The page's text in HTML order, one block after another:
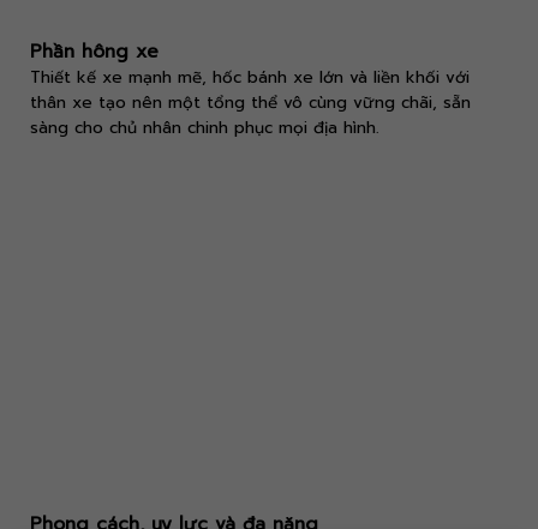
Phần hông xe
Thiết kế xe mạnh mẽ, hốc bánh xe lớn và liền khối với
thân xe tạo nên một tổng thể vô cùng vững chãi, sẵn
sàng cho chủ nhân chinh phục mọi địa hình.